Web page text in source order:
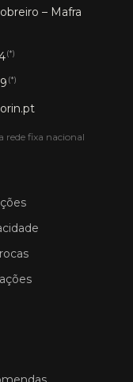
– Mafra
(*)
(*)
rede fixa nacional